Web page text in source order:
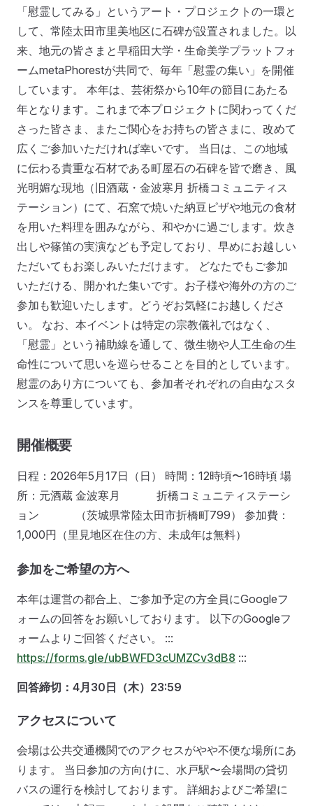
「慰霊してみる」というアート・プロジェクトの一環と
して、常陸太田市里美地区に石碑が設置されました。以
来、地元の皆さまと早稲田大学・生命美学プラットフォ
ームmetaPhorestが共同で、毎年「慰霊の集い」を開催
しています。 本年は、芸術祭から10年の節目にあたる
年となります。これまで本プロジェクトに関わってくだ
さった皆さま、またご関心をお持ちの皆さまに、改めて
広くご参加いただければ幸いです。 当日は、この地域
に伝わる貴重な石材である町屋石の石碑を皆で磨き、風
光明媚な現地（旧酒蔵・金波寒月 折橋コミュニティス
テーション）にて、石窯で焼いた納豆ピザや地元の食材
を用いた料理を囲みながら、和やかに過ごします。炊き
出しや篠笛の実演なども予定しており、早めにお越しい
ただいてもお楽しみいただけます。 どなたでもご参加
いただける、開かれた集いです。お子様や海外の方のご
参加も歓迎いたします。どうぞお気軽にお越しくださ
い。 なお、本イベントは特定の宗教儀礼ではなく、
「慰霊」という補助線を通して、微生物や人工生命の生
命性について思いを巡らせることを目的としています。
慰霊のあり方についても、参加者それぞれの自由なスタ
ンスを尊重しています。
開催概要
日程：2026年5月17日（日） 時間：12時頃〜16時頃 場
所：元酒蔵 金波寒月 折橋コミュニティステーシ
ョン （茨城県常陸太田市折橋町799） 参加費：
1,000円（里見地区在住の方、未成年は無料）
参加をご希望の方へ
本年は運営の都合上、ご参加予定の方全員にGoogleフ
ォームの回答をお願いしております。 以下のGoogleフ
ォームよりご回答ください。 :::
https://forms.gle/ubBWFD3cUMZCv3dB8 :::
回答締切：4月30日（木）23:59
アクセスについて
会場は公共交通機関でのアクセスがやや不便な場所にあ
ります。 当日参加の方向けに、水戸駅〜会場間の貸切
バスの運行を検討しております。 詳細およびご希望に